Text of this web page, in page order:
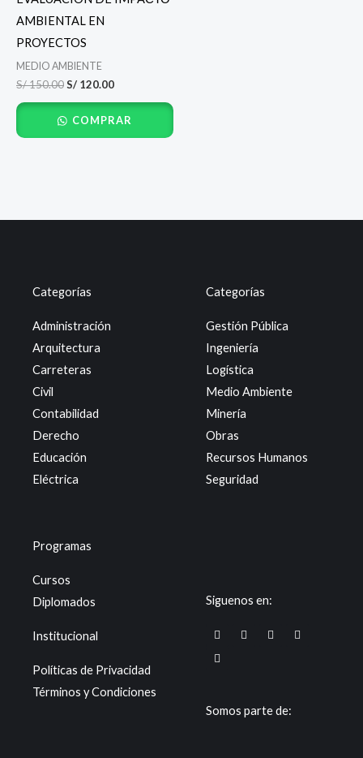
AMBIENTAL EN
PROYECTOS
MEDIO AMBIENTE
S/150.00
era:
S/ 150.00.
S/ 120.00
es:
COMPRAR
Categorías
Administración
Arquitectura
Carreteras
Civil
Contabilidad
Derecho
Educación
Eléctrica
Categorías
Gestión Pública
Ingeniería
Logística
Medio Ambiente
Minería
Obras
Recursos Humanos
Seguridad
Programas
Cursos
Diplomados
Institucional
Políticas de Privacidad
Términos y Condiciones
Siguenos en:
F
a
c
e
k
I
n
a
m
Y
o
X
-
T
i
k
t
Somos parte de: